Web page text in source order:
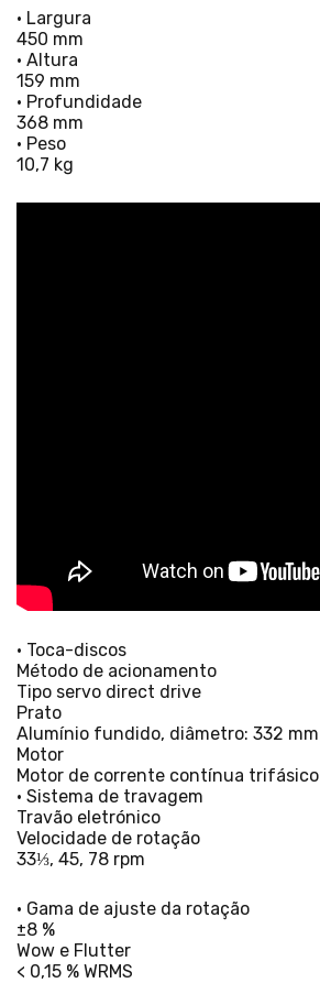
• Largura
450 mm
• Altura
159 mm
• Profundidade
368 mm
• Peso
10,7 kg
• Toca-discos
Método de acionamento
Tipo servo direct drive
Prato
Alumínio fundido, diâmetro: 332 mm
Motor
Motor de corrente contínua trifásico
• Sistema de travagem
Travão eletrónico
Velocidade de rotação
33⅓, 45, 78 rpm
• Gama de ajuste da rotação
±8 %
Wow e Flutter
< 0,15 % WRMS